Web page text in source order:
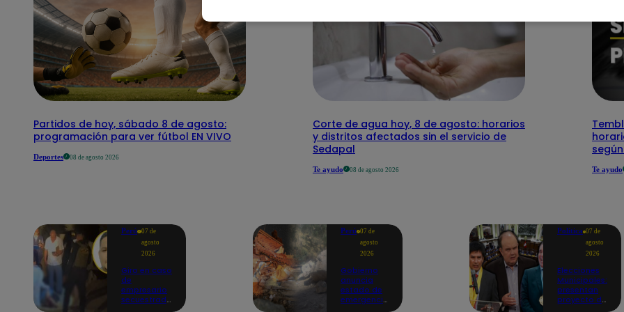
Partidos de hoy, sábado 8 de agosto:
programación para ver fútbol EN VIVO
Deportes 08 de agosto 2026
Corte de agua hoy, 8 de agosto: horarios
y distritos afectados sin el servicio de
Sedapal
Te ayudo 08 de agosto 2026 Te ayudo
Perú 07 de
agosto
2026
Giro en caso
de
empresario
secuestrado
Perú 07 de
agosto
2026
Gobierno
anuncia
estado de
emergencia
Política 07 de
agosto
2026
Elecciones
Municipales:
presentan
proyecto de